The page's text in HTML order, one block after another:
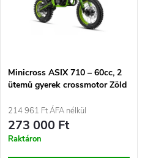
e
a
Minicross ASIX 710 – 60cc, 2
ütemű gyerek crossmotor Zöld
214 961 Ft ÁFA nélkül
273 000 Ft
Raktáron